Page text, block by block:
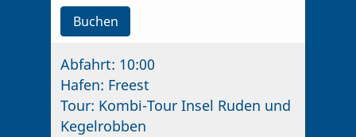
Buchen
Abfahrt: 10:00
Hafen: Freest
Tour: Kombi-Tour Insel Ruden und
Kegelrobben